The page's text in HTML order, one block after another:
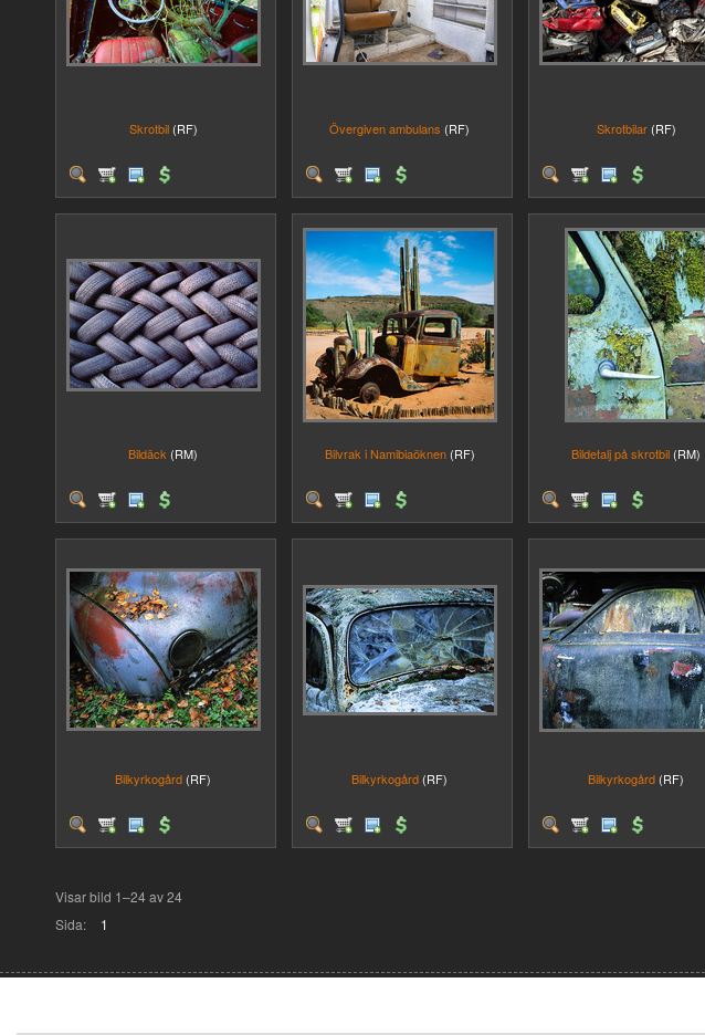
Skrotbil (RF) Övergiven ambulans (RF) Skrotbilar (RF)
Bildäck (RM) Bilvrak i Namibiaöknen (RF) Bildetalj på skrotbil (RM)
Bilkyrkogård (RF) Bilkyrkogård (RF) Bilkyrkogård (RF)
Visar bild 1–24 av 24
Sida:
1